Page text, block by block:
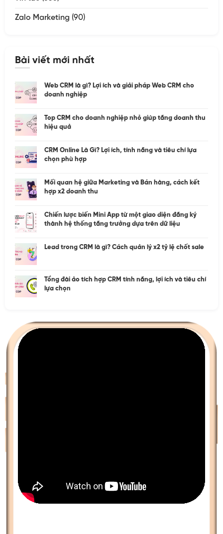
Zalo Marketing (90)
Bài viết mới nhất
Web CRM là gì? Lợi ích và giải pháp Web CRM cho
doanh nghiệp
Top CRM cho doanh nghiệp nhỏ giúp tăng doanh thu
hiệu quả
CRM Online Là Gì? Lợi ích, tính năng và tiêu chí lựa
chọn phù hợp
Mối quan hệ giữa Marketing và Bán hàng, cách kết
hợp x2 doanh thu
Chiến lược biến Mini App từ một giao diện đăng ký
thành hệ thống tăng trưởng dựa trên dữ liệu
Lead trong CRM là gì? Cách quản lý x2 tỷ lệ chốt sale
Tổng đài ảo tích hợp CRM tính năng, lợi ích và tiêu chí
lựa chọn